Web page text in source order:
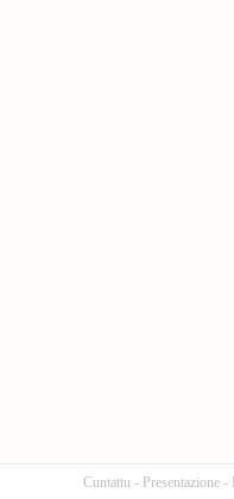
Cuntattu - Presentazione -